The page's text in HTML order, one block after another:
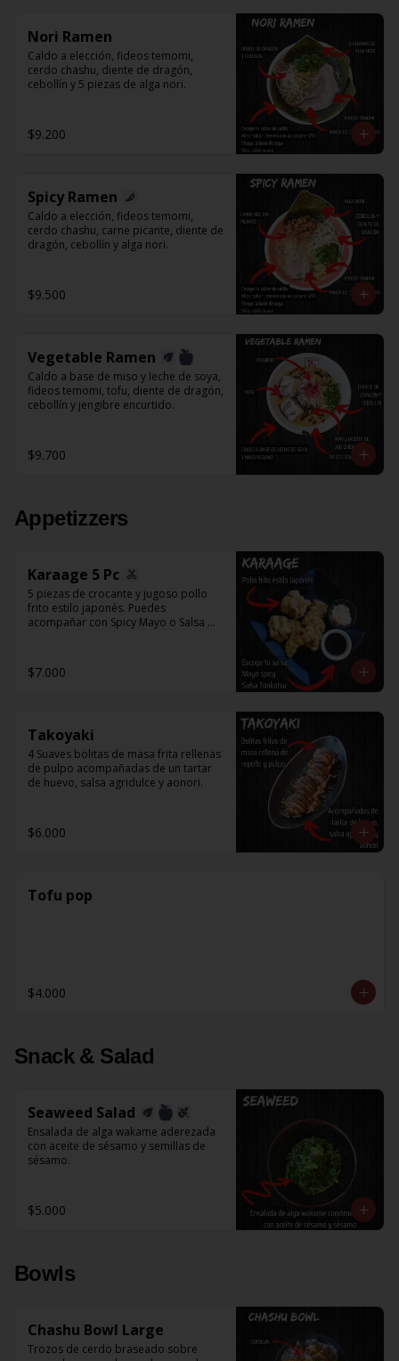
Nori Ramen
Caldo a elección, fideos temomi,
cerdo chashu, diente de dragón,
cebollín y 5 piezas de alga nori.
$9.200
Spicy Ramen
Caldo a elección, fideos temomi,
cerdo chashu, carne picante, diente de
dragón, cebollín y alga nori.
$9.500
Vegetable Ramen
Caldo a base de miso y leche de soya,
fideos temomi, tofu, diente de dragón,
cebollín y jengibre encurtido.
$9.700
Appetizzers
Karaage 5 Pc
5 piezas de crocante y jugoso pollo
frito estilo japonés. Puedes
acompañar con Spicy Mayo o Salsa
$7.000
Takoyaki
4 Suaves bolitas de masa frita rellenas
de pulpo acompañadas de un tartar
de huevo, salsa agridulce y aonori.
$6.000
Tofu pop
$4.000
Snack & Salad
Seaweed Salad
Ensalada de alga wakame aderezada
con aceite de sésamo y semillas de
sésamo.
$5.000
Bowls
Chashu Bowl Large
Trozos de cerdo braseado sobre